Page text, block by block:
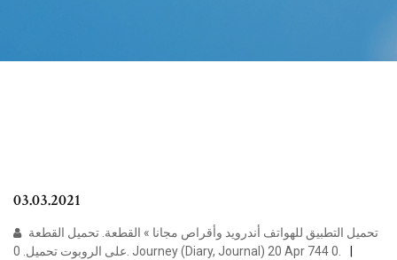
03.03.2021
على الروبوت تحميل. 0. Journey (Diary, Journal) 20 Apr 744 0.